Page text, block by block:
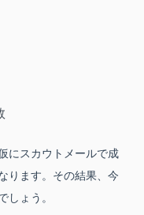
にスカウトメールで成
ります。その結果、今
ょう。